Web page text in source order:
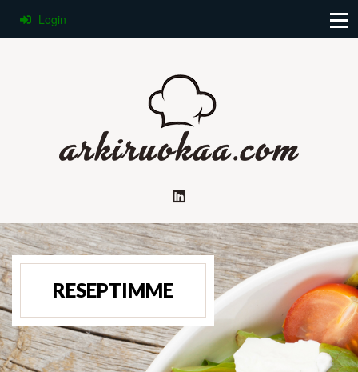
Login
RESEPTIMME